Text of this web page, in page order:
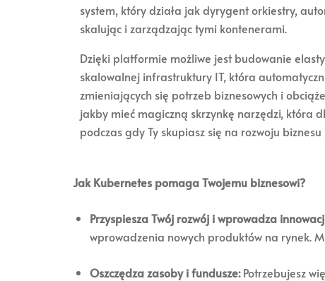
system, który działa jak dyrygent orkiestry,
skalując i zarządzając tymi kontenerami.
Dzięki platformie możliwe jest budowanie
skalowalnej infrastruktury IT, która
zmieniających się potrzeb biznesowych i
jakby mieć magiczną skrzynkę narzędzi, która
podczas gdy Ty skupiasz się na rozwoju
Jak Kubernetes pomaga Twojemu biznesowi?
Przyspiesza Twój rozwój i wprowadza
wprowadzenia nowych produktów na rynek.
Oszczędza zasoby i fundusze:Potrzebujesz